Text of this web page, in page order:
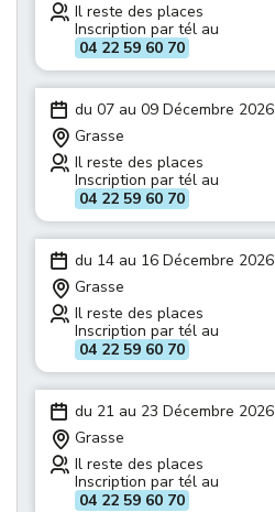
Il reste des places
Inscription par tél au
04 22 59 60 70
du 07 au 09 Décembre 2026
Grasse
Il reste des places
Inscription par tél au
04 22 59 60 70
du 14 au 16 Décembre 2026
Grasse
Il reste des places
Inscription par tél au
04 22 59 60 70
du 21 au 23 Décembre 2026
Grasse
Il reste des places
Inscription par tél au
04 22 59 60 70